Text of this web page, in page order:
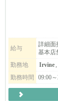
＜募集ポジシ
・アシスタン
・キッチン
・キャッシャー
・仕込み＆デ
給与
詳細面
基本店
勤務地
Irvine,
勤務時間
09:00